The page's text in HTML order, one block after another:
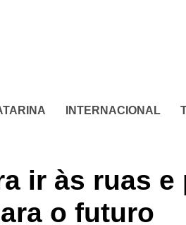
INTERNACIONAL
ir às ruas e
o futuro